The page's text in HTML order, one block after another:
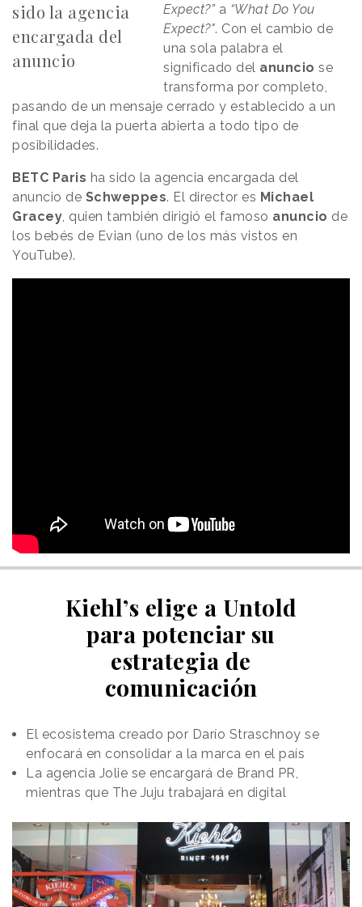
sido la agencia
encargada del
anuncio
Expect?”a “What Do You
Expect?". Con el cambio de
una sola palabra el
significado del anuncio se
transforma por completo,
pasando de un mensaje cerrado y establecido a un
final que deja la puerta abierta a todo tipo de
posibilidades.
BETC Paris ha sido la agencia encargada del
anuncio de Schweppes. El director es Michael
Gracey, quien también dirigió el famoso anuncio de
los bebés de Evian (uno de los más vistos en
YouTube).
Kiehl’s elige a Untold
para potenciar su
estrategia de
comunicación
El ecosistema creado por Darío Straschnoy se
enfocará en consolidar a la marca en el país
La agencia Jolie se encargará de Brand PR,
mientras que The Juju trabajará en digital